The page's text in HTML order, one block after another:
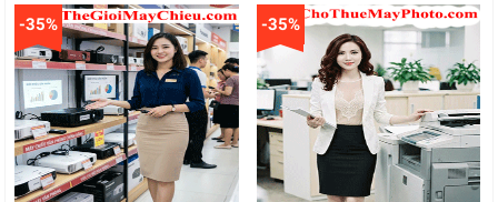
-35% -35%